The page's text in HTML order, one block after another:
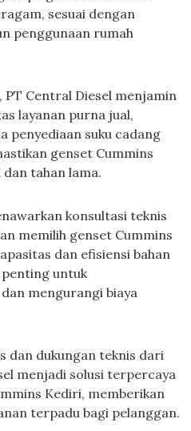
sesuai dengan
penggunaan rumah
Central Diesel menjamin
layanan purna jual,
penyediaan suku cadang
genset Cummins
tahan lama.
konsultasi teknis
memilih genset Cummins
dan efisiensi bahan
penting untuk
mengurangi biaya
dan dukungan teknis dari
menjadi solusi terpercaya
Kediri, memberikan
terpadu bagi pelanggan.